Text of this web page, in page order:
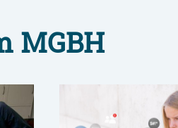
MGBH